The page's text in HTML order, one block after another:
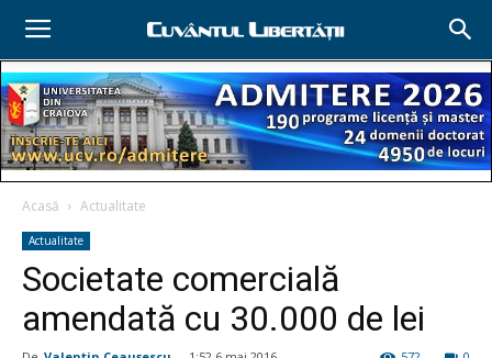
Acasă Actualitate
Actualitate
Societate comercială
amendată cu 30.000 de lei